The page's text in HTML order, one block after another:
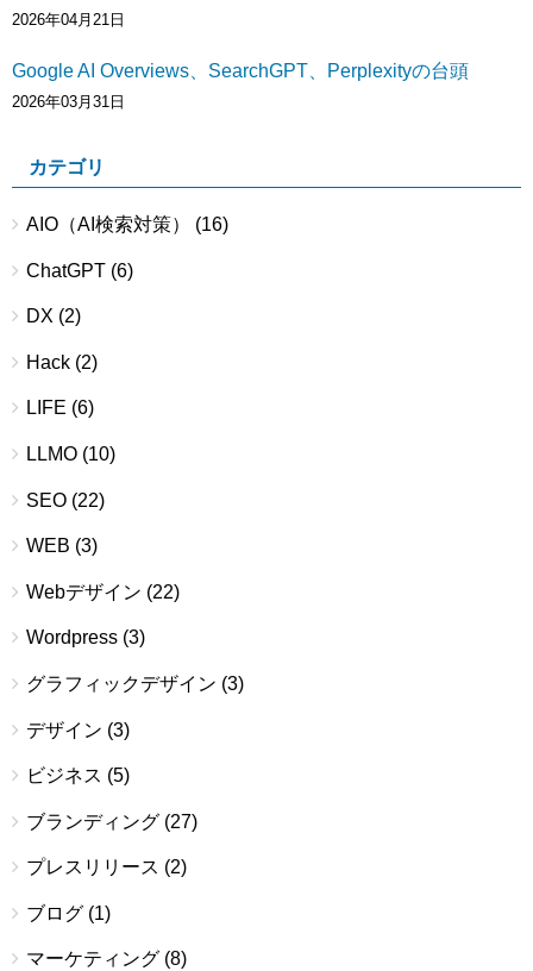
2026年04月21日
Google AI Overviews、SearchGPT、Perplexityの台頭
2026年03月31日
カテゴリ
AIO（AI検索対策） (16)
ChatGPT (6)
DX (2)
Hack (2)
LIFE (6)
LLMO (10)
SEO (22)
WEB (3)
Webデザイン (22)
Wordpress (3)
グラフィックデザイン (3)
デザイン (3)
ビジネス (5)
ブランディング (27)
プレスリリース (2)
ブログ (1)
マーケティング (8)